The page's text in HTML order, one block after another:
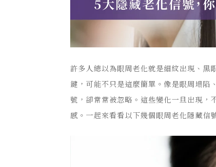
許多人總以為眼周老化就是細紋出現、黑
鍵，可能不只是這麼簡單。像是眼周塌陷
號，卻常常被忽略。這些變化一旦出現，
感。一起來看看以下幾個眼周老化隱藏信